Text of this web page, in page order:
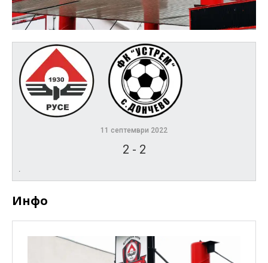
11 септември 2022
2 - 2
.
Инфо